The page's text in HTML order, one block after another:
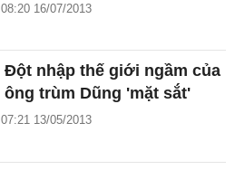
08:20 16/07/2013
Đột nhập thế giới ngầm của
ông trùm Dũng 'mặt sắt'
07:21 13/05/2013